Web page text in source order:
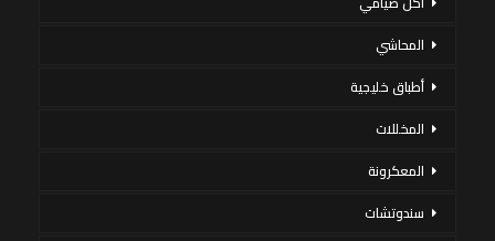
المحاشي
أطباق خليجية
المخللات
المعكرونة
سندوتشات